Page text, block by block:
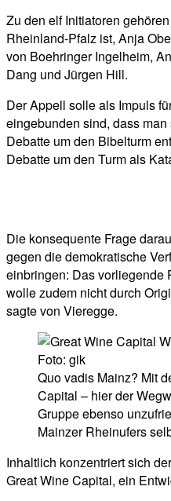
Zu den elf Initiatoren
Rheinland-Pfalz ist, Anja
von Boehringer Ingelheim,
Dang und Jürgen Hill.
Der Appell solle als Impuls
eingebunden sind, dass
Debatte um den Bibelturm
Debatte um den Turm als
Die konsequente Frage
gegen die demokratische
einbringen: Das vorliegende
wolle zudem nicht durch
sagte von Vieregge.
Quo vadis Mainz? Mit
Capital – hier der
Gruppe ebenso
Mainzer Rheinufers
Inhaltlich konzentriert sich
Great Wine Capital, ein